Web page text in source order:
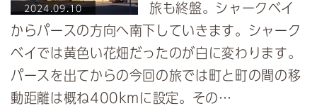
2024.09.10
旅も終盤。シャークベイ
からパースの方向へ南下していきます。シャーク
ベイでは黄色い花畑だったのが白に変わります。
パースを出てからの今回の旅では町と町の間の移
動距離は概ね400kmに設定。その…